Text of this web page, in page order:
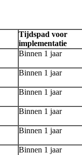
Tijdspad voor
implementatie
Binnen 1 jaar
Binnen 1 jaar
Binnen 1 jaar
Binnen 1 jaar
Binnen 1 jaar
Binnen 1 jaar